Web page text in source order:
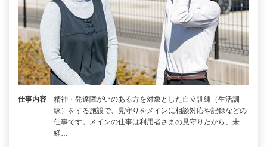
仕事内容
精神・発達障がいのある方を対象とした自立訓練（生活訓
練）をする施設で、見守りをメインに相談対応や記録などの
仕事です。メインの仕事は利用者さまの見守りだから、未
経…